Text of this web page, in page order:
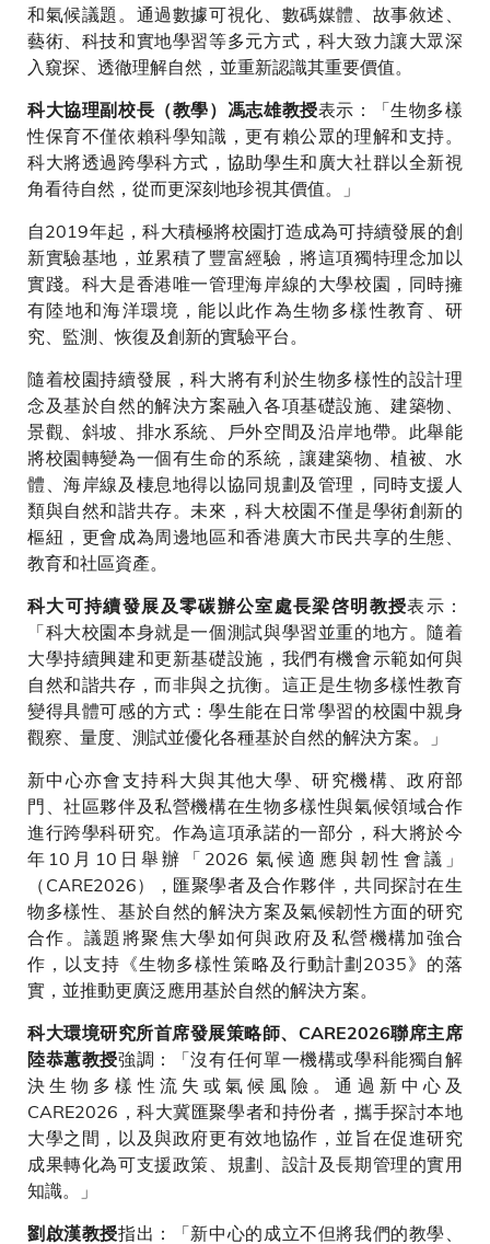
和氣候議題。通過數據可視化、數碼媒體、故事敘述、
藝術、科技和實地學習等多元方式，科大致力讓大眾深
入窺探、透徹理解自然，並重新認識其重要價值。
科大協理副校長（教學）馮志雄教授表示：「生物多樣
性保育不僅依賴科學知識，更有賴公眾的理解和支持。
科大將透過跨學科方式，協助學生和廣大社群以全新視
角看待自然，從而更深刻地珍視其價值。」
自2019年起，科大積極將校園打造成為可持續發展的創
新實驗基地，並累積了豐富經驗，將這項獨特理念加以
實踐。科大是香港唯一管理海岸線的大學校園，同時擁
有陸地和海洋環境，能以此作為生物多樣性教育、研
究、監測、恢復及創新的實驗平台。
隨着校園持續發展，科大將有利於生物多樣性的設計理
念及基於自然的解決方案融入各項基礎設施、建築物、
景觀、斜坡、排水系統、戶外空間及沿岸地帶。此舉能
將校園轉變為一個有生命的系統，讓建築物、植被、水
體、海岸線及棲息地得以協同規劃及管理，同時支援人
類與自然和諧共存。未來，科大校園不僅是學術創新的
樞紐，更會成為周邊地區和香港廣大市民共享的生態、
教育和社區資產。
科大可持續發展及零碳辦公室處長梁啓明教授表示：
「科大校園本身就是一個測試與學習並重的地方。隨着
大學持續興建和更新基礎設施，我們有機會示範如何與
自然和諧共存，而非與之抗衡。這正是生物多樣性教育
變得具體可感的方式：學生能在日常學習的校園中親身
觀察、量度、測試並優化各種基於自然的解決方案。」
新中心亦會支持科大與其他大學、研究機構、政府部
門、社區夥伴及私營機構在生物多樣性與氣候領域合作
進行跨學科研究。作為這項承諾的一部分，科大將於今
年10月10日舉辦「2026 氣候適應與韌性會議」
（CARE2026），匯聚學者及合作夥伴，共同探討在生
物多樣性、基於自然的解決方案及氣候韌性方面的研究
合作。議題將聚焦大學如何與政府及私營機構加強合
作，以支持《生物多樣性策略及行動計劃2035》的落
實，並推動更廣泛應用基於自然的解決方案。
科大環境研究所首席發展策略師、CARE2026聯席主席
陸恭蕙教授強調：「沒有任何單一機構或學科能獨自解
決生物多樣性流失或氣候風險。通過新中心及
CARE2026，科大冀匯聚學者和持份者，攜手探討本地
大學之間，以及與政府更有效地協作，並旨在促進研究
成果轉化為可支援政策、規劃、設計及長期管理的實用
知識。」
劉啟漢教授指出：「新中心的成立不但將我們的教學、